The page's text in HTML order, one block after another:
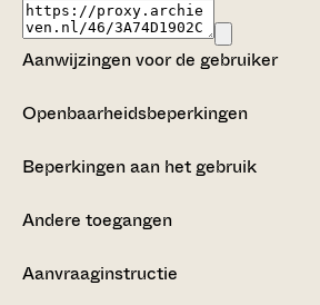
Aanwijzingen voor de gebruiker
Openbaarheidsbeperkingen
Beperkingen aan het gebruik
Andere toegangen
Aanvraaginstructie